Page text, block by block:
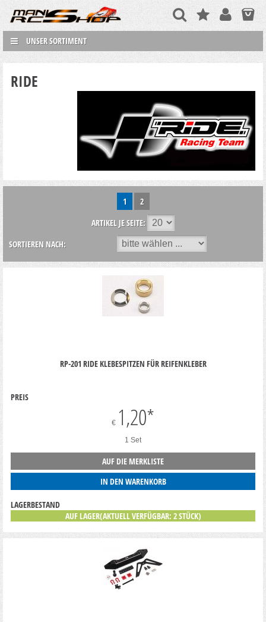
UNSER SORTIMENT
RIDE
1
2
ARTIKEL JE SEITE:
SORTIEREN NACH:
RP-201 RIDE KLEBESPITZEN FÜR REIFENKLEBER
PREIS
€ 1,20*
1 Set
AUF DIE MERKLISTE
IN DEN WARENKORB
LAGERBESTAND
AUF LAGER(AKTUELL VERFÜGBAR: 2 STÜCK)